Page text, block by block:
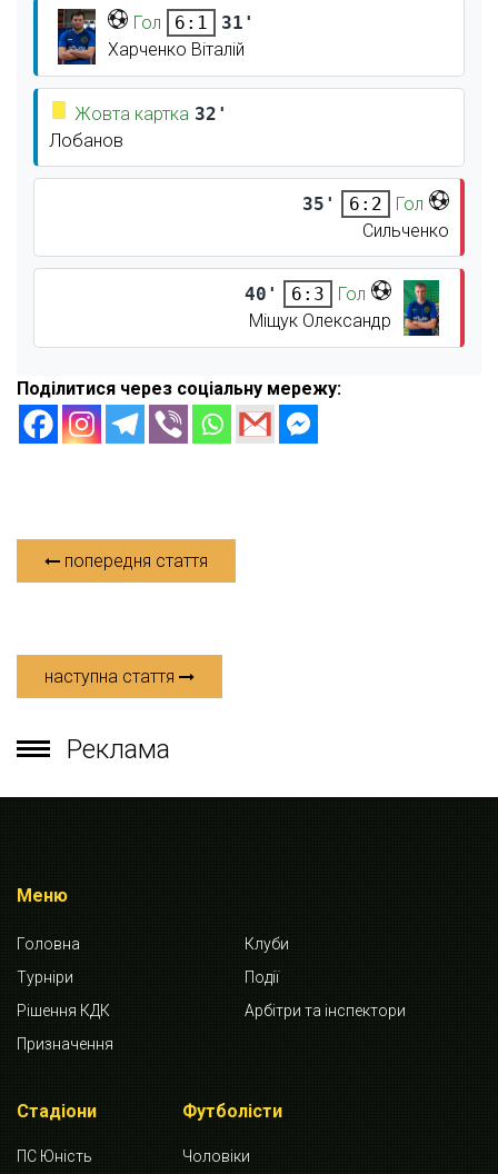
Гол 6:1
31'
Харченко Віталій
Жовта картка 32'
Лобанов
35' 6:2
Гол
Сильченко
40' 6:3
Гол
Міщук Олександр
Поділитися через соціальну мережу:
попередня стаття
наступна стаття
Реклама
Меню
Головна
Клуби
Турніри
Події
Рішення КДК
Арбітри та інспектори
Призначення
Стадіони
ПС Юність
Футболісти
Чоловіки